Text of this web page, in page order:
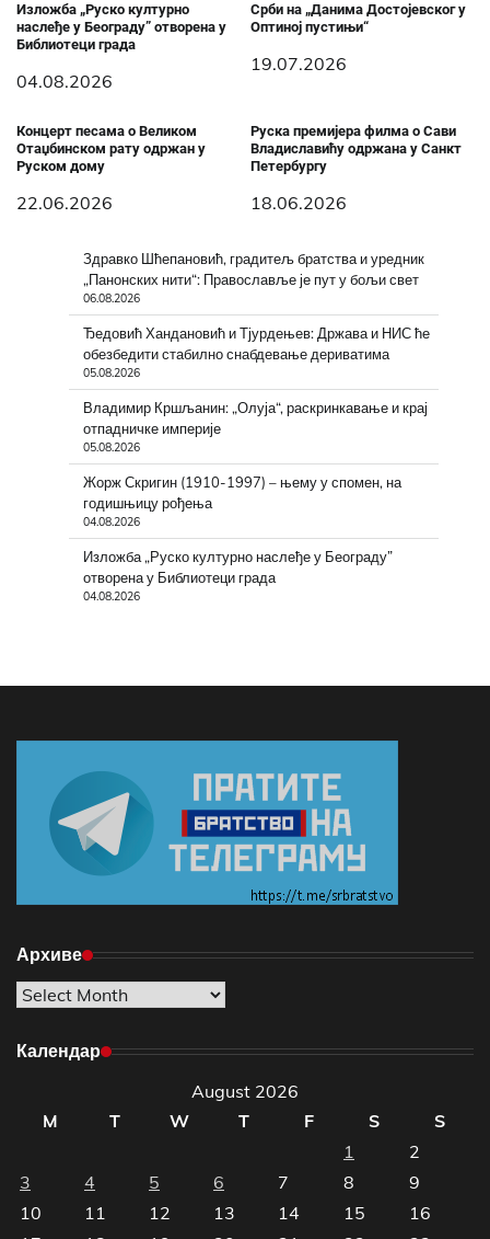
Изложба „Руско културно
наслеђе у Београду” отворена у
Библиотеци града
04.08.2026
Срби на „Данима Достојевског у
Оптиној пустињи“
19.07.2026
Концерт песама о Великом
Отаџбинском рату одржан у
Руском дому
22.06.2026
Руска премијера филма о Сави
Владиславићу одржана у Санкт
Петербургу
18.06.2026
Здравко Шћепановић, градитељ братства и уредник
„Панонских нити“: Православље је пут у бољи свет
06.08.2026
Ђедовић Хандановић и Тјурдењев: Држава и НИС ће
обезбедити стабилно снабдевање дериватима
05.08.2026
Владимир Кршљанин: „Олуја“, раскринкавање и крај
отпадничке империје
05.08.2026
Жорж Скригин (1910-1997) – њему у спомен, на
годишњицу рођења
04.08.2026
Изложба „Руско културно наслеђе у Београду”
отворена у Библиотеци града
04.08.2026
Архиве
Архиве
Календар
August 2026
M
T W T F S
S
1
2
3
4 5 6 7 8
9
10
11 12 13 14 15
16